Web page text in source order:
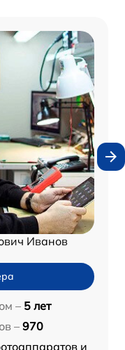
Иванов
– 5 лет
– 970
и